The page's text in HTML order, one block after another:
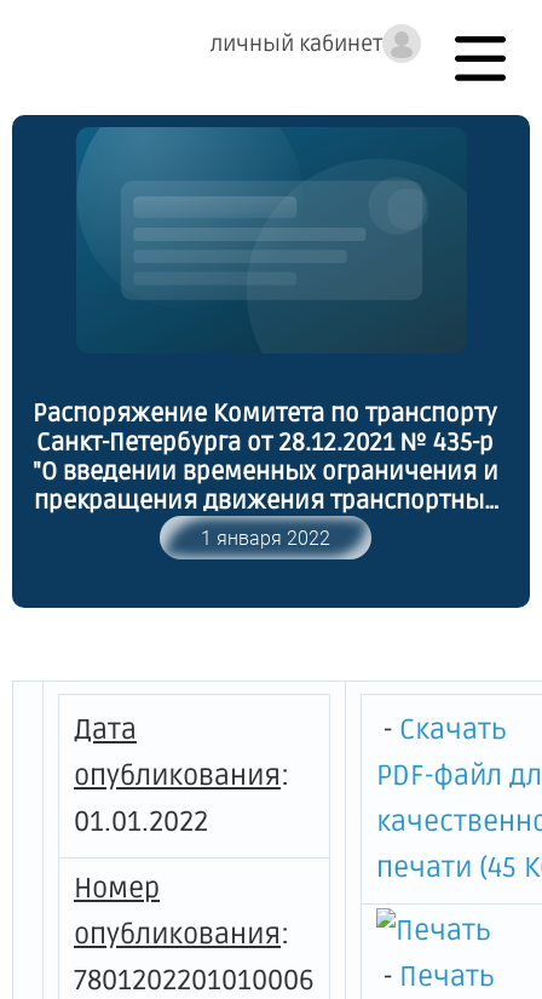
личный кабинет
Распоряжение Комитета по транспорту
Санкт-Петербурга от 28.12.2021 № 435-р
"О введении временных ограничения и
прекращения движения транспортных
средств по автомобильным дорогам
регионального значения в Санкт-
1 января 2022
Дата
опубликования:
01.01.2022
Номер
опубликования:
7801202201010006
- Скачать
PDF-файл
печати (45
- Печать